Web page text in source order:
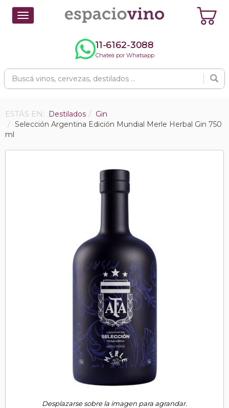
Toggle
navigation
11-6162-3088
Chateá por Whatsapp
ESTÁS EN: Destilados
Gin
Selección Argentina Edición Mundial Merle Herbal Gin 750
ml
Desplazarse sobre la imagen para agrandar.